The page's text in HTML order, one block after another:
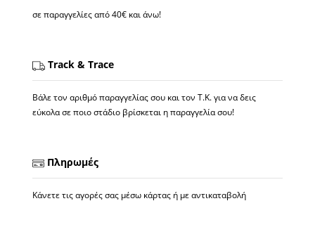
σε παραγγελίες από 40€ και άνω!
Track & Trace
Βάλε τον αριθμό παραγγελίας σου και τον Τ.Κ. για να δεις
εύκολα σε ποιο στάδιο βρίσκεται η παραγγελία σου!
Πληρωμές
Κάνετε τις αγορές σας μέσω κάρτας ή με αντικαταβολή